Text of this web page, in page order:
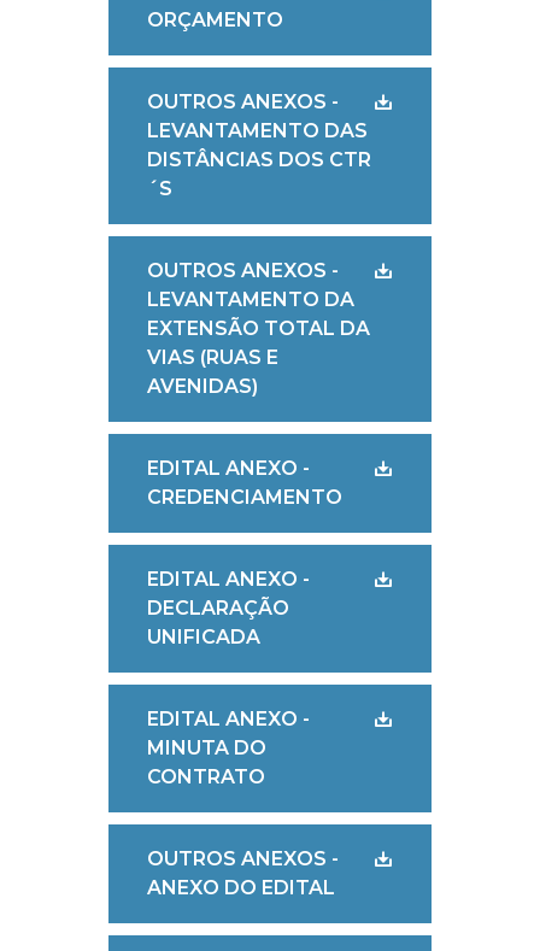
ORÇAMENTO
OUTROS ANEXOS -
LEVANTAMENTO DAS
DISTÂNCIAS DOS CTR
´S
OUTROS ANEXOS -
LEVANTAMENTO DA
EXTENSÃO TOTAL DA
VIAS (RUAS E
AVENIDAS)
EDITAL ANEXO -
CREDENCIAMENTO
EDITAL ANEXO -
DECLARAÇÃO
UNIFICADA
EDITAL ANEXO -
MINUTA DO
CONTRATO
OUTROS ANEXOS -
ANEXO DO EDITAL